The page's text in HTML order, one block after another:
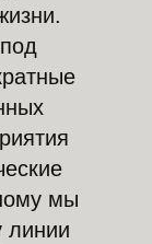
мы
линии